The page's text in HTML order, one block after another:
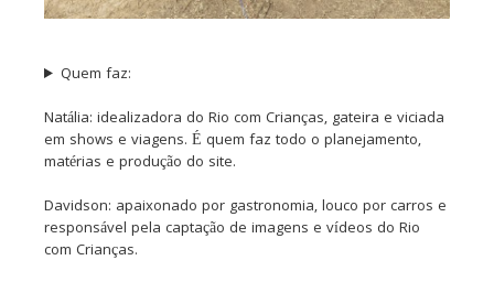
Quem faz:
Natália: idealizadora do Rio com Crianças, gateira e viciada
em shows e viagens. É quem faz todo o planejamento,
matérias e produção do site.
Davidson: apaixonado por gastronomia, louco por carros e
responsável pela captação de imagens e vídeos do Rio
com Crianças.